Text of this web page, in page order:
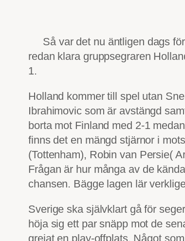
Så var det nu äntligen dags
redan klara gruppsegraren
1.
Holland kommer till spel utan
Ibrahimovic som är avstängd
borta mot Finland med 2-1
finns det en mängd stjärnor i
(Tottenham), Robin van Persie(
Frågan är hur många av de
chansen. Bägge lagen lär
Sverige ska självklart gå för
höja sig ett par snäpp mot de
grejat en play-offplats. Något